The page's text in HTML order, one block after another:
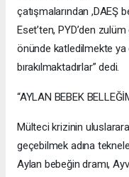
çatışmalarından ,DAEŞ
Eset’ten, PYD’den
önünde katledilmekte
bırakılmaktadırlar” dedi.
“AYLAN BEBEK
Mülteci krizinin
geçebilmek adına
Aylan bebeğin dramı,